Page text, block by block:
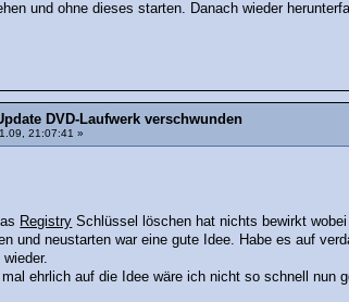
und ohne dieses starten. Danach wieder
DVD-Laufwerk verschwunden
21:07:41 »
Registry Schlüssel löschen hat nichts bewirkt
und neustarten war eine gute Idee. Habe es auf
ehrlich auf die Idee wäre ich nicht so schnell nun